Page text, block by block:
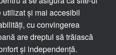
și mai accesibil
cu convingerea
are dreptul să trăiască
și independență.